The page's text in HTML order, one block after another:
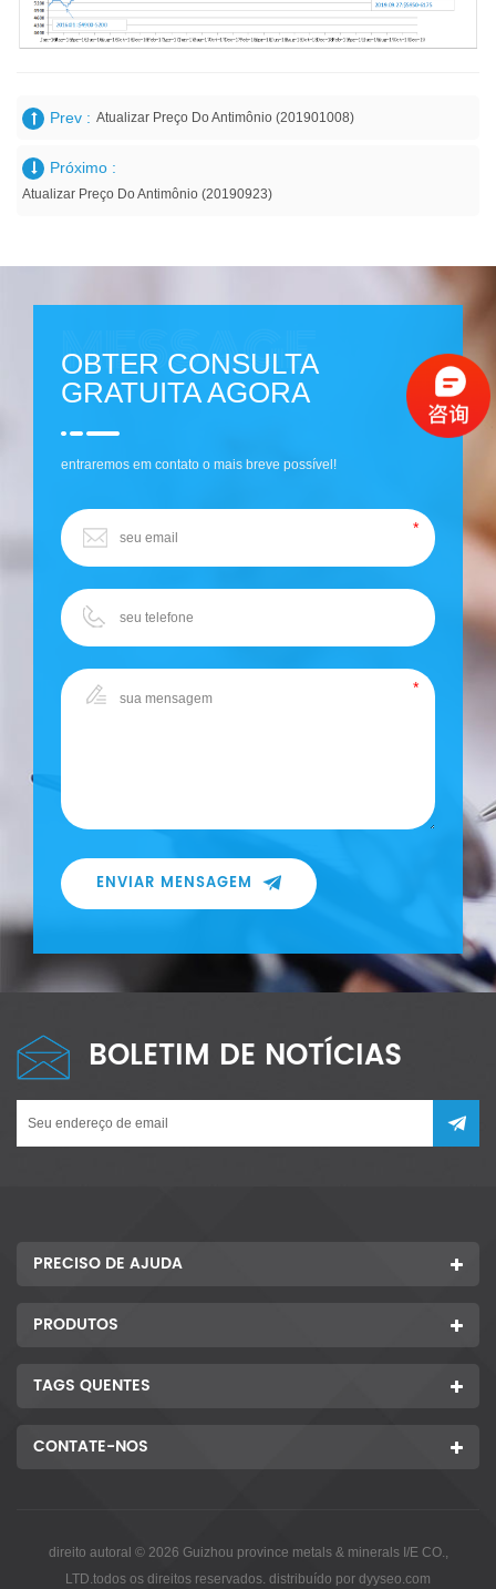
Prev : Atualizar Preço Do Antimônio (201901008)
Próximo :
Atualizar Preço Do Antimônio (20190923)
OBTER CONSULTA
GRATUITA AGORA
entraremos em contato o mais breve possível!
ENVIAR MENSAGEM
BOLETIM DE NOTÍCIAS
PRECISO DE AJUDA
PRODUTOS
TAGS QUENTES
CONTATE-NOS
direito autoral © 2026 Guizhou province metals & minerals I/E CO.,
LTD.todos os direitos reservados. distribuído por dyyseo.com